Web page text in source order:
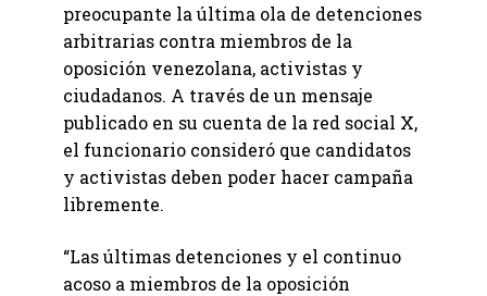
preocupante la última ola de detenciones
arbitrarias contra miembros de la
oposición venezolana, activistas y
ciudadanos. A través de un mensaje
publicado en su cuenta de la red social X,
el funcionario consideró que candidatos
y activistas deben poder hacer campaña
libremente.
“Las últimas detenciones y el continuo
acoso a miembros de la oposición